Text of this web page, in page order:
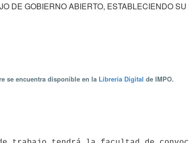
DE GOBIERNO ABIERTO, ESTABLECIENDO
se encuentra disponible en la Librería Digital de IMPO.